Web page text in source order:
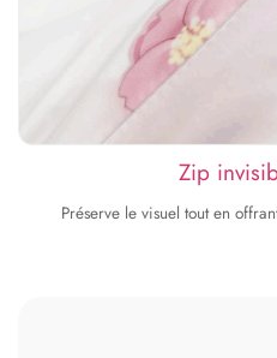
Zip
Préserve le visuel tout en